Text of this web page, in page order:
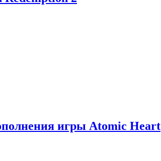
игры Atomic Heart